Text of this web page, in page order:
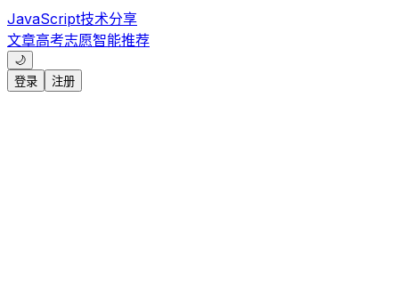
JavaScript技术分享
文章高考志愿智能推荐
🌙
登录
注册